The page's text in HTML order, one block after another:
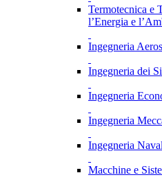
Termotecnica e
l’Energia e
Ingegneria
Ingegneria dei
Ingegneria
Ingegneria
Ingegneria
Macchine e